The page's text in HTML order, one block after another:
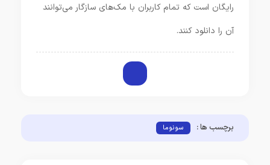
رایگان است که تمام کاربران با مک‌های سازگار می‌توانند
آن را دانلود کنند.
برچسب ها : سونوما